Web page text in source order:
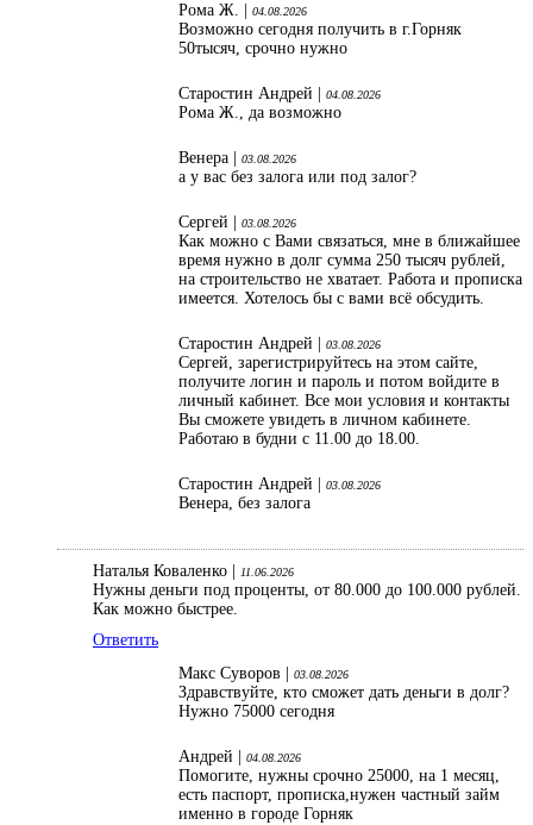
Рома Ж. | 04.08.2026
Возможно сегодня получить в г.Горняк
50тысяч, срочно нужно
Старостин Андрей | 04.08.2026
Рома Ж., да возможно
Венера | 03.08.2026
а у вас без залога или под залог?
Сергей | 03.08.2026
Как можно с Вами связаться, мне в ближайшее
время нужно в долг сумма 250 тысяч рублей,
на строительство не хватает. Работа и прописка
имеется. Хотелось бы с вами всё обсудить.
Старостин Андрей | 03.08.2026
Сергей, зарегистрируйтесь на этом сайте,
получите логин и пароль и потом войдите в
личный кабинет. Все мои условия и контакты
Вы сможете увидеть в личном кабинете.
Работаю в будни с 11.00 до 18.00.
Старостин Андрей | 03.08.2026
Венера, без залога
Наталья Коваленко | 11.06.2026
Нужны деньги под проценты, от 80.000 до 100.000 рублей.
Как можно быстрее.
Ответить
Макс Суворов |
03.08.2026
Здравствуйте, кто сможет дать деньги в долг?
Нужно 75000 сегодня
Андрей | 04.08.2026
Помогите, нужны срочно 25000, на 1 месяц,
есть паспорт, прописка,нужен частный займ
именно в городе Горняк